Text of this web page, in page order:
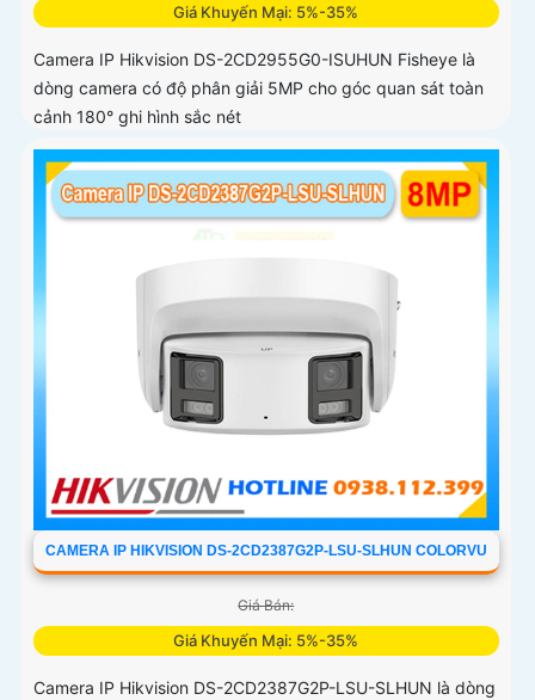
Giá Khuyến Mại: 5%-35%
Camera IP Hikvision DS-2CD2955G0-ISUHUN Fisheye là
dòng camera có độ phân giải 5MP cho góc quan sát toàn
cảnh 180° ghi hình sắc nét
CAMERA IP HIKVISION DS-2CD2387G2P-LSU-SLHUN COLORVU
Giá Bán:
Giá Khuyến Mại: 5%-35%
Camera IP Hikvision DS-2CD2387G2P-LSU-SLHUN là dòng